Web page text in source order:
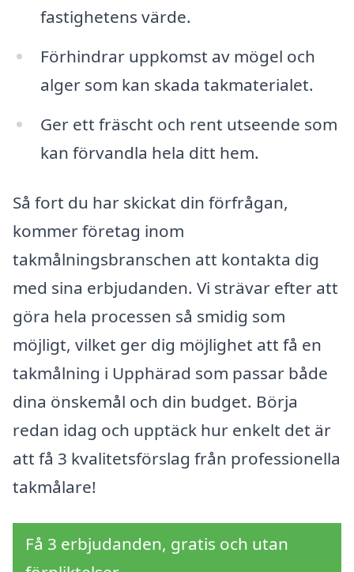
fastighetens värde.
Förhindrar uppkomst av mögel och
alger som kan skada takmaterialet.
Ger ett fräscht och rent utseende som
kan förvandla hela ditt hem.
Så fort du har skickat din förfrågan,
kommer företag inom
takmålningsbranschen att kontakta dig
med sina erbjudanden. Vi strävar efter att
göra hela processen så smidig som
möjligt, vilket ger dig möjlighet att få en
takmålning i Upphärad som passar både
dina önskemål och din budget. Börja
redan idag och upptäck hur enkelt det är
att få 3 kvalitetsförslag från professionella
takmålare!
Få 3 erbjudanden, gratis och utan